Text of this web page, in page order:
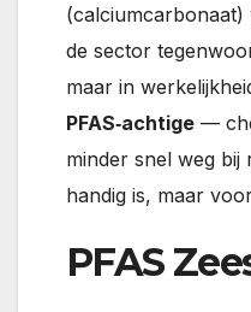
de sector
maar in
PFAS‑achtige —
minder snel weg
handig is, maar
PFAS